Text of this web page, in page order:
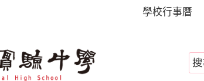
學校行事曆